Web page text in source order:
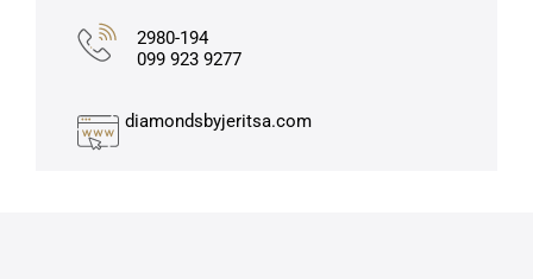
2980-194
099 923 9277
diamondsbyjeritsa.com